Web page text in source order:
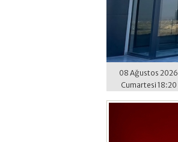
08 Ağustos 2026
Cumartesi 18:20